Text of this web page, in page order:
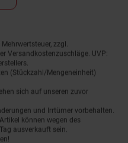
zzgl.
Versandkostenzuschläge. UVP:
(Stückzahl/Mengeneinheit)
sich auf unseren zuvor
und Irrtümer vorbehalten.
können wegen des
ausverkauft sein.